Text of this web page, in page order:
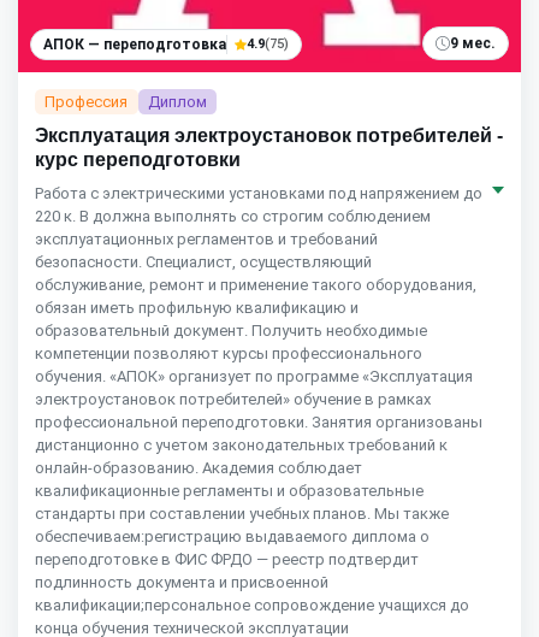
АПОК — переподготовка 4.9(75) 9 мес.
Профессия Диплом
Эксплуатация электроустановок потребителей -
курс переподготовки
Работа с электрическими установками под напряжением до
220 к. В должна выполнять со строгим соблюдением
эксплуатационных регламентов и требований
безопасности. Специалист, осуществляющий
обслуживание, ремонт и применение такого оборудования,
обязан иметь профильную квалификацию и
образовательный документ. Получить необходимые
компетенции позволяют курсы профессионального
обучения. «АПОК» организует по программе «Эксплуатация
электроустановок потребителей» обучение в рамках
профессиональной переподготовки. Занятия организованы
дистанционно с учетом законодательных требований к
онлайн-образованию. Академия соблюдает
квалификационные регламенты и образовательные
стандарты при составлении учебных планов. Мы также
обеспечиваем:регистрацию выдаваемого диплома о
переподготовке в ФИС ФРДО — реестр подтвердит
подлинность документа и присвоенной
квалификации;персональное сопровождение учащихся до
конца обучения технической эксплуатации